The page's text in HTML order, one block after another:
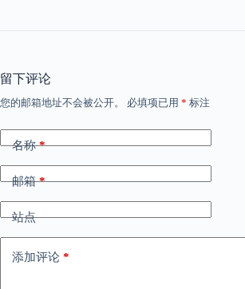
留下评论
您的邮箱地址不会被公开。 必填项已用 * 标注
名称*
邮箱*
站点
添加评论 *